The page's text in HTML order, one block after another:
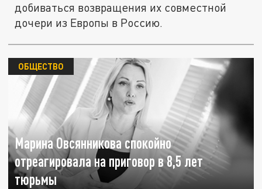
добиваться возвращения их совместной
дочери из Европы в Россию.
Марина Овсянникова спокойно
отреагировала на приговор в 8,5 лет
тюрьмы
ОБЩЕСТВО